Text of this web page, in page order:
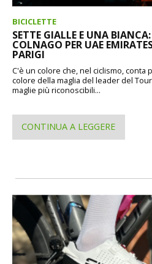
BICICLETTE
SETTE GIALLE E UNA
COLNAGO PER UAE
PARIGI
C'è un colore che, nel ciclismo, conta
colore della maglia del leader del
maglie più riconoscibili...
CONTINUA A LEGGERE